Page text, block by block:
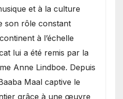
et à la culture
son rôle constant
à l’échelle
lui a été remis par la
Anne Lindboe. Depuis
Maal captive le
grâce à une œuvre